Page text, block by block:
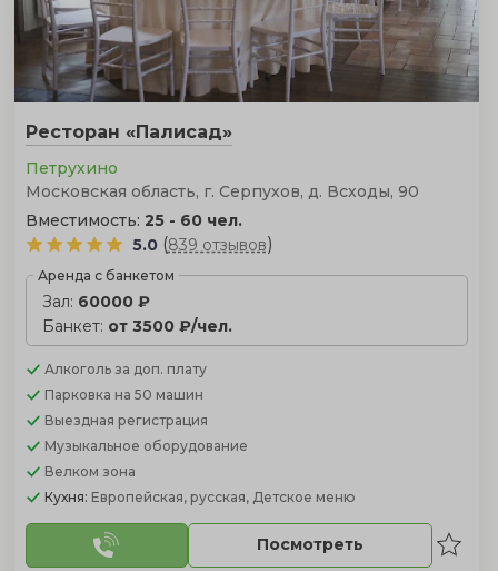
Ресторан «Палисад»
Петрухино
Московская область, г. Серпухов, д. Всходы, 90
Вместимость: 25 - 60 чел.
5.0 (839 отзывов)
Аренда с банкетом
Зал: 60000 ₽
Банкет: от 3500 ₽/чел.
Алкоголь за доп. плату
Парковка на 50 машин
Выездная регистрация
Музыкальное оборудование
Велком зона
Кухня: Европейская, русская, Детское меню
Посмотреть